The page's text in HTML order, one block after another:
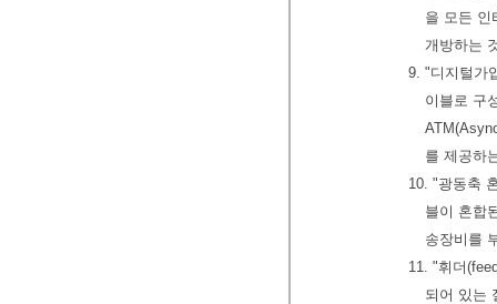
을 모든 인
개방하는
9. "디지털가
이블로 구
를 제공하
10. "광동축
블이 혼합
송장비를
11. "휘더
되어 있는